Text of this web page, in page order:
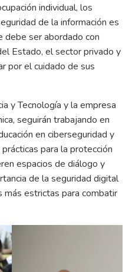
individual, los
de la información es
debe ser abordado con
Estado, el sector privado y
por el cuidado de sus
y Tecnología y la empresa
seguirán trabajando en
en ciberseguridad y
para la protección
espacios de diálogo y
de la seguridad digital
estrictas para combatir